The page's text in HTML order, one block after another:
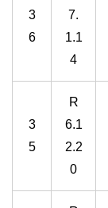
3
6
7.
1.1
4
3
5
R
6.1
2.2
0